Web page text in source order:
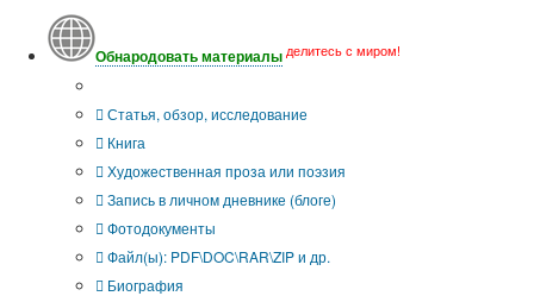
Обнародовать материалы делитесь с миром!
Статья, обзор, исследование
Книга
Художественная проза или поэзия
Запись в личном дневнике (блоге)
Фотодокументы
Файл(ы): PDF\DOC\RAR\ZIP и др.
Биография